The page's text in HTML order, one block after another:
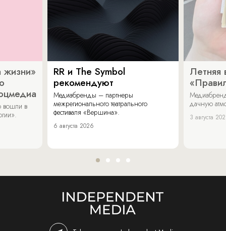
жизни»
вошли в
RR и The Symbol
рекомендуют
Медиабренды – партнеры
межрегионального театрального
фестиваля «Вершина».
6 августа 2026
Летняя
дачную
3 августа